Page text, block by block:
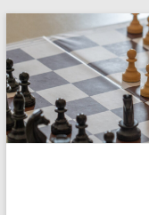
Inhalt
springen